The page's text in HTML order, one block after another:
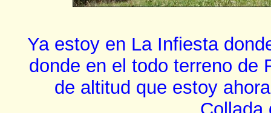
Ya estoy en La Infiesta
donde en el todo terreno de
de altitud que estoy